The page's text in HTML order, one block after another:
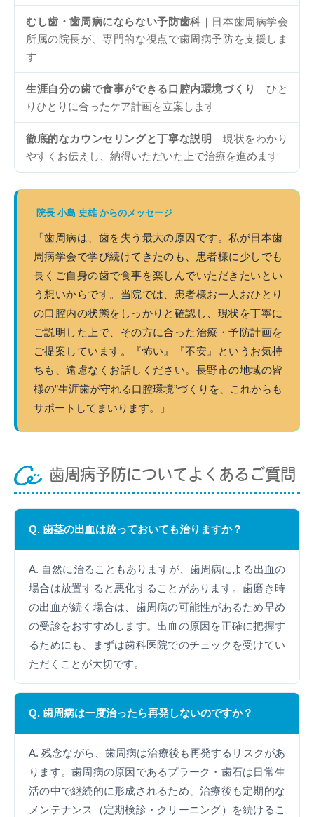
むし歯・歯周病にならない予防歯科 ｜日本歯周病学会
所属の院長が、専門的な視点で歯周病予防を支援しま
す
生涯自分の歯で食事ができる口腔内環境づくり
｜ひと
りひとりに合ったケア計画を立案します
徹底的なカウンセリングと丁寧な説明 ｜現状をわかり
やすくお伝えし、納得いただいた上で治療を進めます
院長 小島 史雄 からのメッセージ
「歯周病は、歯を失う最大の原因です。私が日本歯
周病学会で学び続けてきたのも、患者様に少しでも
長くご自身の歯で食事を楽しんでいただきたいとい
う想いからです。当院では、患者様お一人おひとり
の口腔内の状態をしっかりと確認し、現状を丁寧に
ご説明した上で、その方に合った治療・予防計画を
ご提案しています。『怖い』『不安』というお気持
ちも、遠慮なくお話しください。長野市の地域の皆
様の”生涯歯が守れる口腔環境”づくりを、これからも
サポートしてまいります。」
歯周病予防についてよくあるご質問
Q. 歯茎の出血は放っておいても治りますか？
A. 自然に治ることもありますが、歯周病による出血の
場合は放置すると悪化することがあります。歯磨き時
の出血が続く場合は、歯周病の可能性があるため早め
の受診をおすすめします。出血の原因を正確に把握す
るためにも、まずは歯科医院でのチェックを受けてい
ただくことが大切です。
Q. 歯周病は一度治ったら再発しないのですか？
A. 残念ながら、歯周病は治療後も再発するリスクがあ
ります。歯周病の原因であるプラーク・歯石は日常生
活の中で継続的に形成されるため、治療後も定期的な
メンテナンス（定期検診・クリーニング）を続けるこ